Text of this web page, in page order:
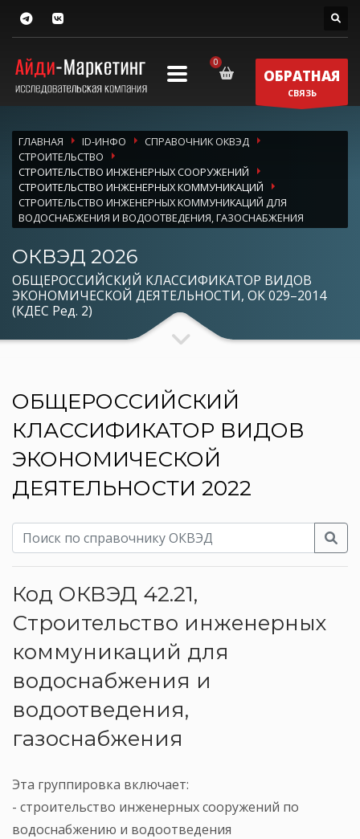
ОБРАТНАЯ
СВЯЗЬ
ГЛАВНАЯ ID-ИНФО
СПРАВОЧНИК ОКВЭД
СТРОИТЕЛЬСТВО
СТРОИТЕЛЬСТВО ИНЖЕНЕРНЫХ СООРУЖЕНИЙ
СТРОИТЕЛЬСТВО ИНЖЕНЕРНЫХ КОММУНИКАЦИЙ
СТРОИТЕЛЬСТВО ИНЖЕНЕРНЫХ КОММУНИКАЦИЙ ДЛЯ
ВОДОСНАБЖЕНИЯ И ВОДООТВЕДЕНИЯ, ГАЗОСНАБЖЕНИЯ
ОКВЭД 2026
ОБЩЕРОССИЙСКИЙ КЛАССИФИКАТОР ВИДОВ
ЭКОНОМИЧЕСКОЙ ДЕЯТЕЛЬНОСТИ, ОК 029–2014
(КДЕС Ред. 2)
ОБЩЕРОССИЙСКИЙ
КЛАССИФИКАТОР ВИДОВ
ЭКОНОМИЧЕСКОЙ
ДЕЯТЕЛЬНОСТИ 2022
Код ОКВЭД 42.21,
Строительство инженерных
коммуникаций для
водоснабжения и
водоотведения,
газоснабжения
Эта группировка включает:
- строительство инженерных сооружений по
водоснабжению и водоотведения